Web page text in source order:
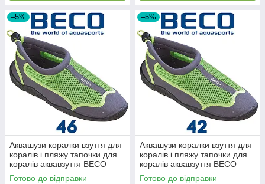
–5%
Аквашузи коралки взуття для
коралів і пляжу тапочки для
коралів аквавзуття BECO
90661 118 сіро-зелені (46р.)
Готово до відправки
–5%
Аквашузи коралки взуття для
коралів і пляжу тапочки для
коралів аквавзуття BECO
90661 118 сіро-зелені (42р.)
Готово до відправки